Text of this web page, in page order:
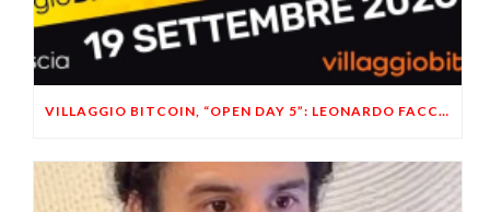
VILLAGGIO BITCOIN, “OPEN DAY 5”: LEONARDO FACCO OSPITE A BRESCIA